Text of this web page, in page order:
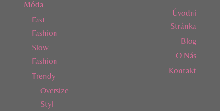
Móda
Fast
Fashion
Slow
Fashion
Trendy
Oversize
Styl
Úvodní
Stránka
Blog
O Nás
Kontakt